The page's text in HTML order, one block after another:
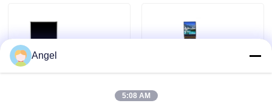
Contactez-nous
Demandez une citation
Affichage d'affichage à cristaux liquides TFT
Angel
5:08 AM